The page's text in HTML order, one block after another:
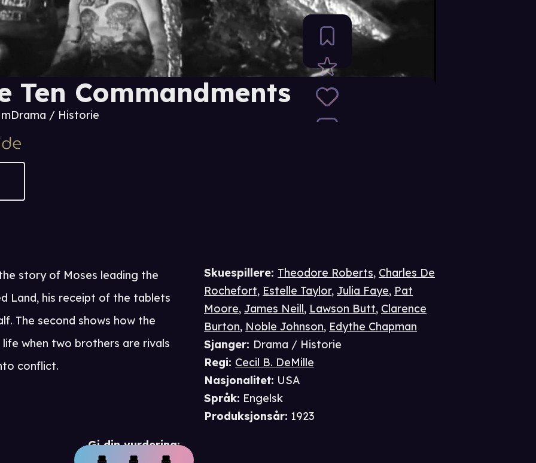
Ten Commandments
Drama / Historie
Gi din vurdering:
Skuespillere: Theodore Roberts, Charles De
Rochefort, Estelle Taylor,Julia Faye, Pat
Moore,James Neill, Lawson Butt, Clarence
Burton, Noble Johnson, Edythe Chapman
Sjanger: Drama / Historie
Regi: Cecil B. DeMille
Nasjonalitet: USA
Språk: Engelsk
Produksjonsår: 1923
story of Moses leading the
Land, his receipt of the tablets
The second shows how the
when two brothers are rivals
conflict.